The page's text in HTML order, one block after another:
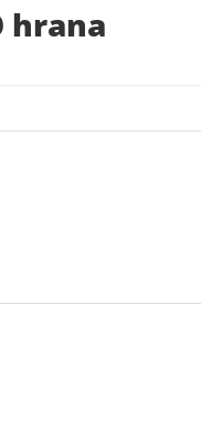
hrana